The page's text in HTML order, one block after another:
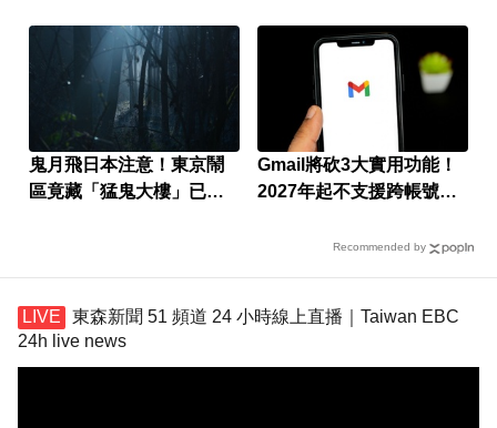
鬼月飛日本注意！東京鬧
區竟藏「猛鬼大樓」已奪
Gmail將砍3大實用功能！
2027年起不支援跨帳號寄
Recommended by
東森新聞 51 頻道 24 小時線上直播｜Taiwan EBC
24h live news